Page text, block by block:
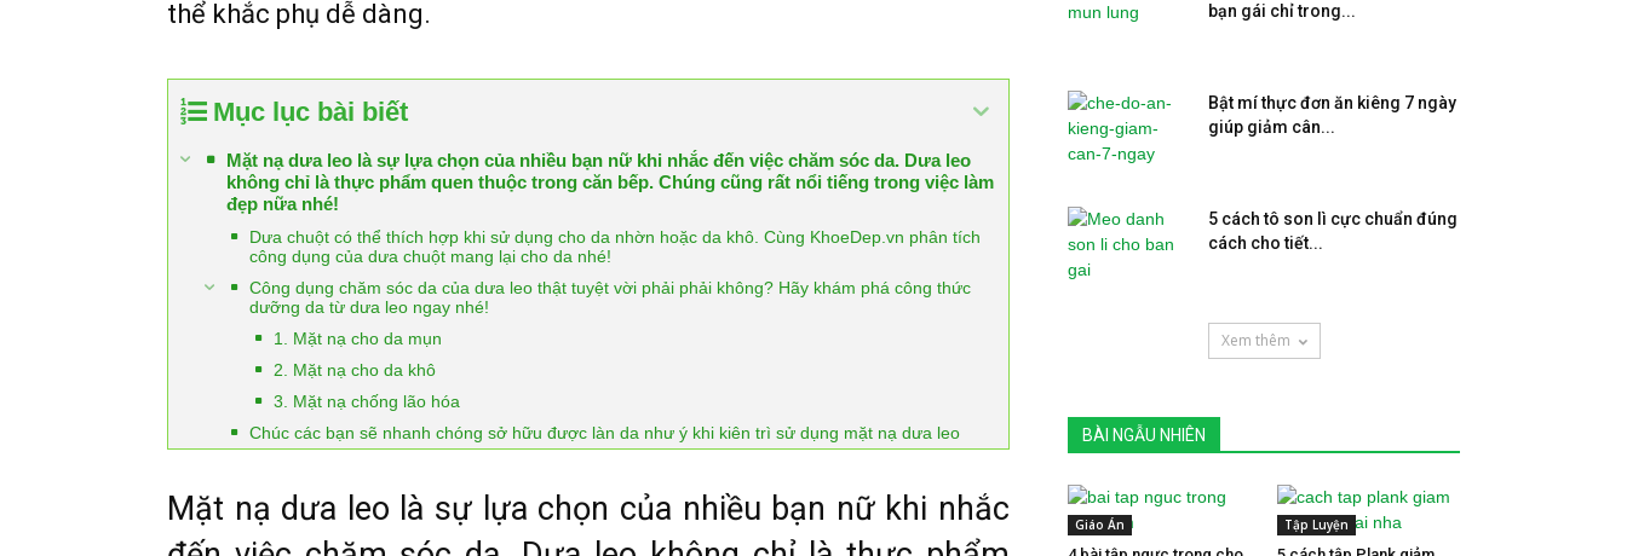
thể khắc phụ dễ dàng.
Mục lục bài biết
Mặt nạ dưa leo là sự lựa chọn của nhiều bạn nữ khi nhắc đến việc chăm sóc da. Dưa leo
không chỉ là thực phẩm quen thuộc trong căn bếp. Chúng cũng rất nổi tiếng trong việc làm
đẹp nữa nhé!
Dưa chuột có thể thích hợp khi sử dụng cho da nhờn hoặc da khô. Cùng KhoeDep.vn phân tích
công dụng của dưa chuột mang lại cho da nhé!
Công dụng chăm sóc da của dưa leo thật tuyệt vời phải phải không? Hãy khám phá công thức
dưỡng da từ dưa leo ngay nhé!
1. Mặt nạ cho da mụn
2. Mặt nạ cho da khô
3. Mặt nạ chống lão hóa
Chúc các bạn sẽ nhanh chóng sở hữu được làn da như ý khi kiên trì sử dụng mặt nạ dưa leo
Mặt nạ dưa leo là sự lựa chọn của nhiều bạn nữ khi nhắc
bạn gái chỉ trong...
Bật mí thực đơn ăn kiêng 7 ngày
giúp giảm cân...
5 cách tô son lì cực chuẩn đúng
cách cho tiết...
Xem thêm
BÀI NGẪU NHIÊN
Giáo Án Tập Luyện